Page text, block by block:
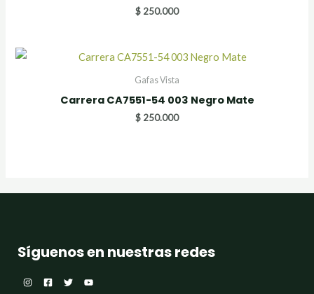
$ 250.000
Gafas Vista
Carrera CA7551-54 003 Negro Mate
$ 250.000
Síguenos en nuestras redes